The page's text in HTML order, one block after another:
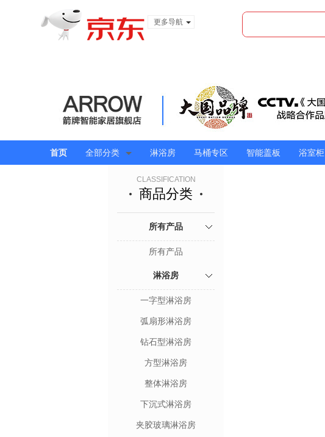
更多导航
首页 全部分类 淋浴房 马桶专区 智能盖板 浴室柜
CLASSIFICATION
商品分类
所有产品
所有产品
淋浴房
一字型淋浴房
弧扇形淋浴房
钻石型淋浴房
方型淋浴房
整体淋浴房
下沉式淋浴房
夹胶玻璃淋浴房